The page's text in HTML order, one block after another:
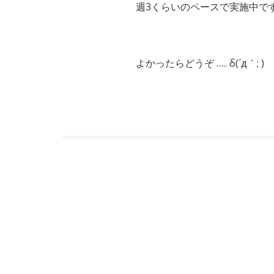
週3くらいのペースで実施中で
よかったらどうぞ ….. δ(´д｀; )